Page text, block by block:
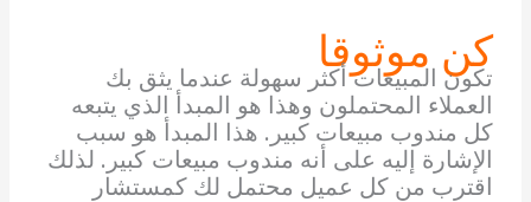
كن موثوقا
تكون المبيعات أكثر سهولة عندما يثق بك
العملاء المحتملون وهذا هو المبدأ الذي يتبعه
كل مندوب مبيعات كبير. هذا المبدأ هو سبب
الإشارة إليه على أنه مندوب مبيعات كبير. لذلك
اقترب من كل عميل محتمل لك كمستشار